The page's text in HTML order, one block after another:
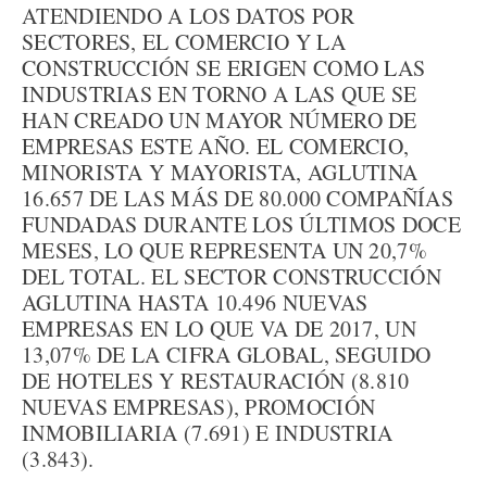
ATENDIENDO A LOS DATOS POR
SECTORES, EL COMERCIO Y LA
CONSTRUCCIÓN SE ERIGEN COMO LAS
INDUSTRIAS EN TORNO A LAS QUE SE
HAN CREADO UN MAYOR NÚMERO DE
EMPRESAS ESTE AÑO. EL COMERCIO,
MINORISTA Y MAYORISTA, AGLUTINA
16.657 DE LAS MÁS DE 80.000 COMPAÑÍAS
FUNDADAS DURANTE LOS ÚLTIMOS DOCE
MESES, LO QUE REPRESENTA UN 20,7%
DEL TOTAL. EL SECTOR CONSTRUCCIÓN
AGLUTINA HASTA 10.496 NUEVAS
EMPRESAS EN LO QUE VA DE 2017, UN
13,07% DE LA CIFRA GLOBAL, SEGUIDO
DE HOTELES Y RESTAURACIÓN (8.810
NUEVAS EMPRESAS), PROMOCIÓN
INMOBILIARIA (7.691) E INDUSTRIA
(3.843).